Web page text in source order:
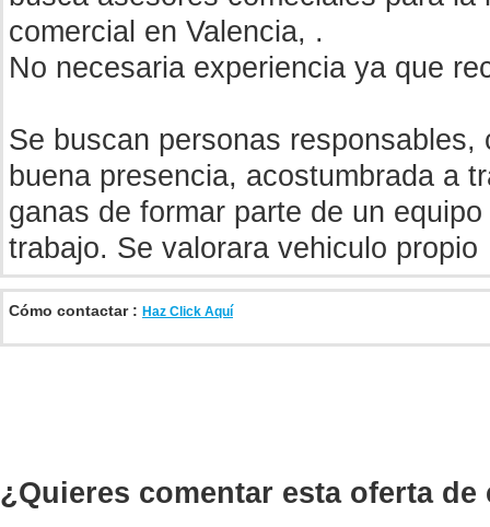
comercial en Valencia, .
No necesaria experiencia ya que
Se buscan personas
buena presencia, acostumbrada a
ganas de formar parte de un
trabajo. Se valorara vehiculo propio
Cómo contactar : Haz Click Aquí
¿Quieres comentar esta oferta de